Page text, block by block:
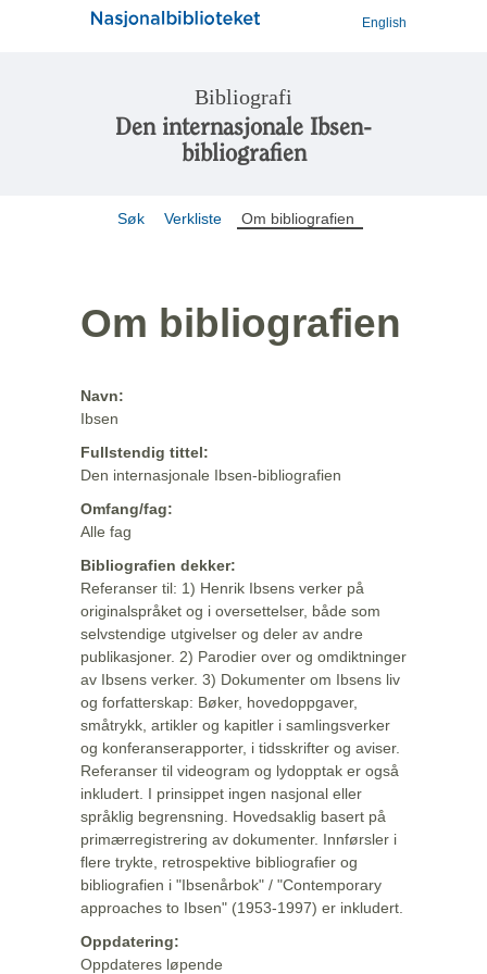
English
Bibliografi
Den internasjonale Ibsen-
bibliografien
Søk Verkliste Om bibliografien
Om bibliografien
Navn:
Ibsen
Fullstendig tittel:
Den internasjonale Ibsen-bibliografien
Omfang/fag:
Alle fag
Bibliografien dekker:
Referanser til: 1) Henrik Ibsens verker på
originalspråket og i oversettelser, både som
selvstendige utgivelser og deler av andre
publikasjoner. 2) Parodier over og omdiktninger
av Ibsens verker. 3) Dokumenter om Ibsens liv
og forfatterskap: Bøker, hovedoppgaver,
småtrykk, artikler og kapitler i samlingsverker
og konferanserapporter, i tidsskrifter og aviser.
Referanser til videogram og lydopptak er også
inkludert. I prinsippet ingen nasjonal eller
språklig begrensning. Hovedsaklig basert på
primærregistrering av dokumenter. Innførsler i
flere trykte, retrospektive bibliografier og
bibliografien i "Ibsenårbok" / "Contemporary
approaches to Ibsen" (1953-1997) er inkludert.
Oppdatering:
Oppdateres løpende